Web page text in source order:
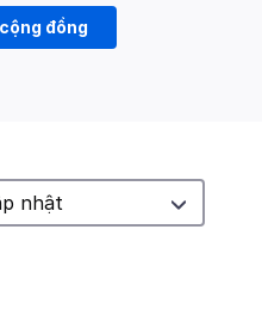
đồng